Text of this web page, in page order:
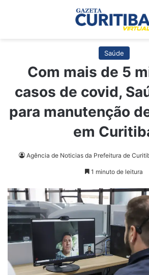
Saúde
Com mais de 5
casos de covid,
para manutenção
em
Agência de Noticias da Prefeitura de
1 minuto de leitura